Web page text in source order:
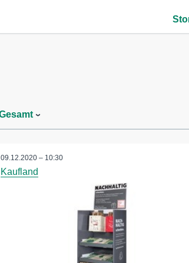
09.12.2020 – 10:30
Kaufland